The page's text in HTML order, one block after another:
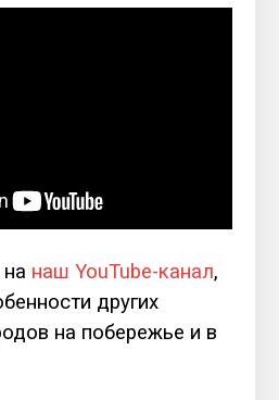
наш YouTube-канал,
других
на побережье и в